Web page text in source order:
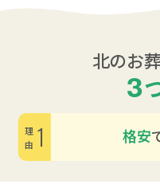
北のお
3
格安
理由1